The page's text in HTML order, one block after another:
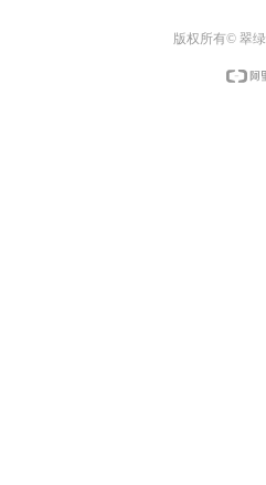
版权所有© 翠